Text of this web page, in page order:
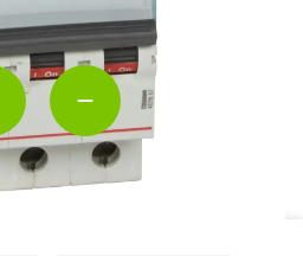
remove